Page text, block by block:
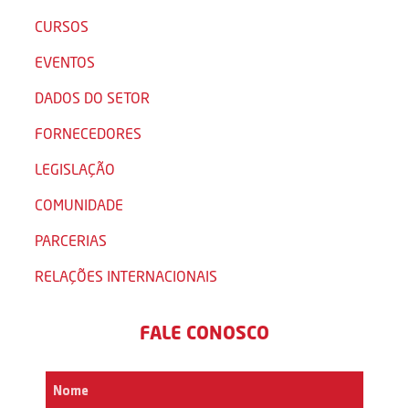
CURSOS
EVENTOS
DADOS DO SETOR
FORNECEDORES
LEGISLAÇÃO
COMUNIDADE
PARCERIAS
RELAÇÕES INTERNACIONAIS
FALE CONOSCO